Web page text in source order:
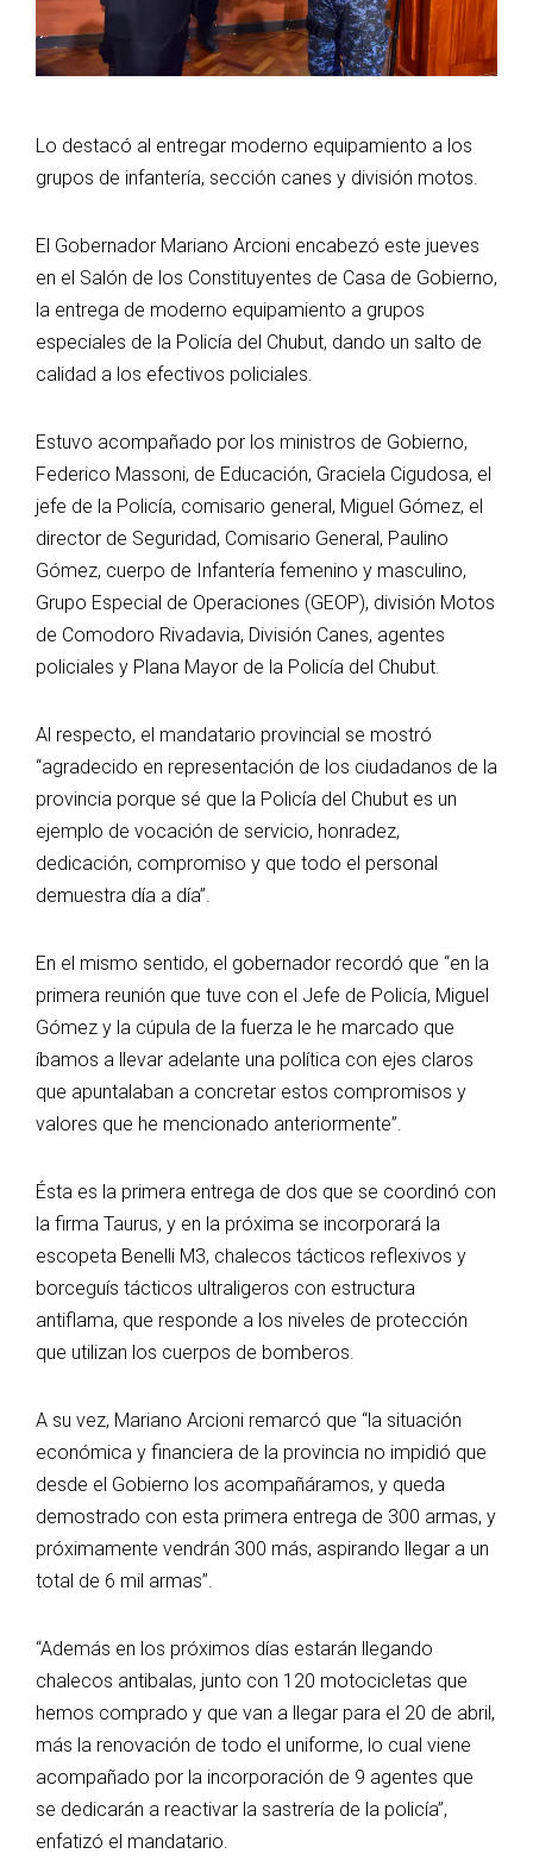
Lo destacó al entregar moderno equipamiento a los
grupos de infantería, sección canes y división motos.
El Gobernador Mariano Arcioni encabezó este jueves
en el Salón de los Constituyentes de Casa de Gobierno,
la entrega de moderno equipamiento a grupos
especiales de la Policía del Chubut, dando un salto de
calidad a los efectivos policiales.
Estuvo acompañado por los ministros de Gobierno,
Federico Massoni, de Educación, Graciela Cigudosa, el
jefe de la Policía, comisario general, Miguel Gómez, el
director de Seguridad, Comisario General, Paulino
Gómez, cuerpo de Infantería femenino y masculino,
Grupo Especial de Operaciones (GEOP), división Motos
de Comodoro Rivadavia, División Canes, agentes
policiales y Plana Mayor de la Policía del Chubut.
Al respecto, el mandatario provincial se mostró
“agradecido en representación de los ciudadanos de la
provincia porque sé que la Policía del Chubut es un
ejemplo de vocación de servicio, honradez,
dedicación, compromiso y que todo el personal
demuestra día a día”.
En el mismo sentido, el gobernador recordó que “en la
primera reunión que tuve con el Jefe de Policía, Miguel
Gómez y la cúpula de la fuerza le he marcado que
íbamos a llevar adelante una política con ejes claros
que apuntalaban a concretar estos compromisos y
valores que he mencionado anteriormente”.
Ésta es la primera entrega de dos que se coordinó con
la firma Taurus, y en la próxima se incorporará la
escopeta Benelli M3, chalecos tácticos reflexivos y
borceguís tácticos ultraligeros con estructura
antiflama, que responde a los niveles de protección
que utilizan los cuerpos de bomberos.
A su vez, Mariano Arcioni remarcó que “la situación
económica y financiera de la provincia no impidió que
desde el Gobierno los acompañáramos, y queda
demostrado con esta primera entrega de 300 armas, y
próximamente vendrán 300 más, aspirando llegar a un
total de 6 mil armas”.
“Además en los próximos días estarán llegando
chalecos antibalas, junto con 120 motocicletas que
hemos comprado y que van a llegar para el 20 de abril,
más la renovación de todo el uniforme, lo cual viene
acompañado por la incorporación de 9 agentes que
se dedicarán a reactivar la sastrería de la policía”,
enfatizó el mandatario.